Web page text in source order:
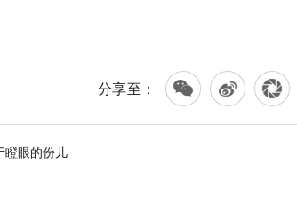
分享至：
瞪眼的份儿